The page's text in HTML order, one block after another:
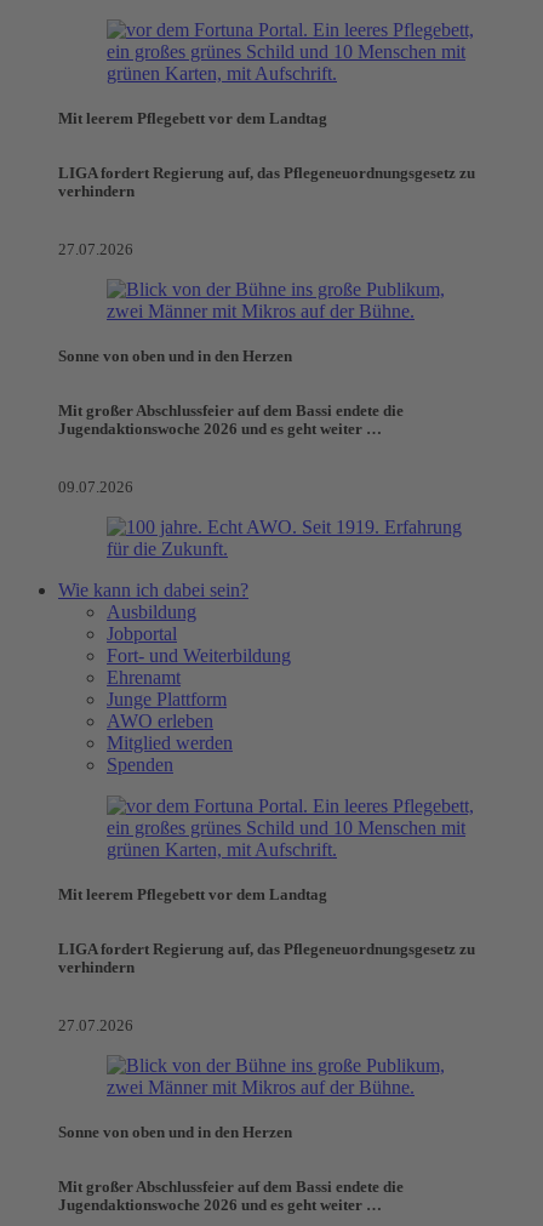
Mit leerem Pflegebett vor dem Landtag
LIGA fordert Regierung auf, das Pflegeneuordnungsgesetz zu
verhindern
27.07.2026
Sonne von oben und in den Herzen
Mit großer Abschlussfeier auf dem Bassi endete die
Jugendaktionswoche 2026 und es geht weiter …
09.07.2026
Wie kann ich dabei sein?
Ausbildung
Jobportal
Fort- und Weiterbildung
Ehrenamt
Junge Plattform
AWO erleben
Mitglied werden
Spenden
Mit leerem Pflegebett vor dem Landtag
LIGA fordert Regierung auf, das Pflegeneuordnungsgesetz zu
verhindern
27.07.2026
Sonne von oben und in den Herzen
Mit großer Abschlussfeier auf dem Bassi endete die
Jugendaktionswoche 2026 und es geht weiter …